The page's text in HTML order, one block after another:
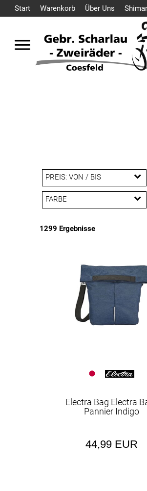
Start Warenkorb Über Uns
PREIS: VON / BIS
FARBE
1299 Ergebnisse
Electra Bag Electra
Pannier Indigo
44,99 EUR